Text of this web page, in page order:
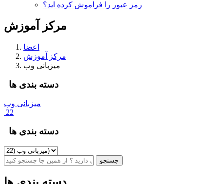
رمز عبور را فراموش کرده اید؟
مرکز آموزش
اعضا
مرکز آموزش
میزبانی وب
دسته بندی ها
میزبانی وب
22
دسته بندی ها